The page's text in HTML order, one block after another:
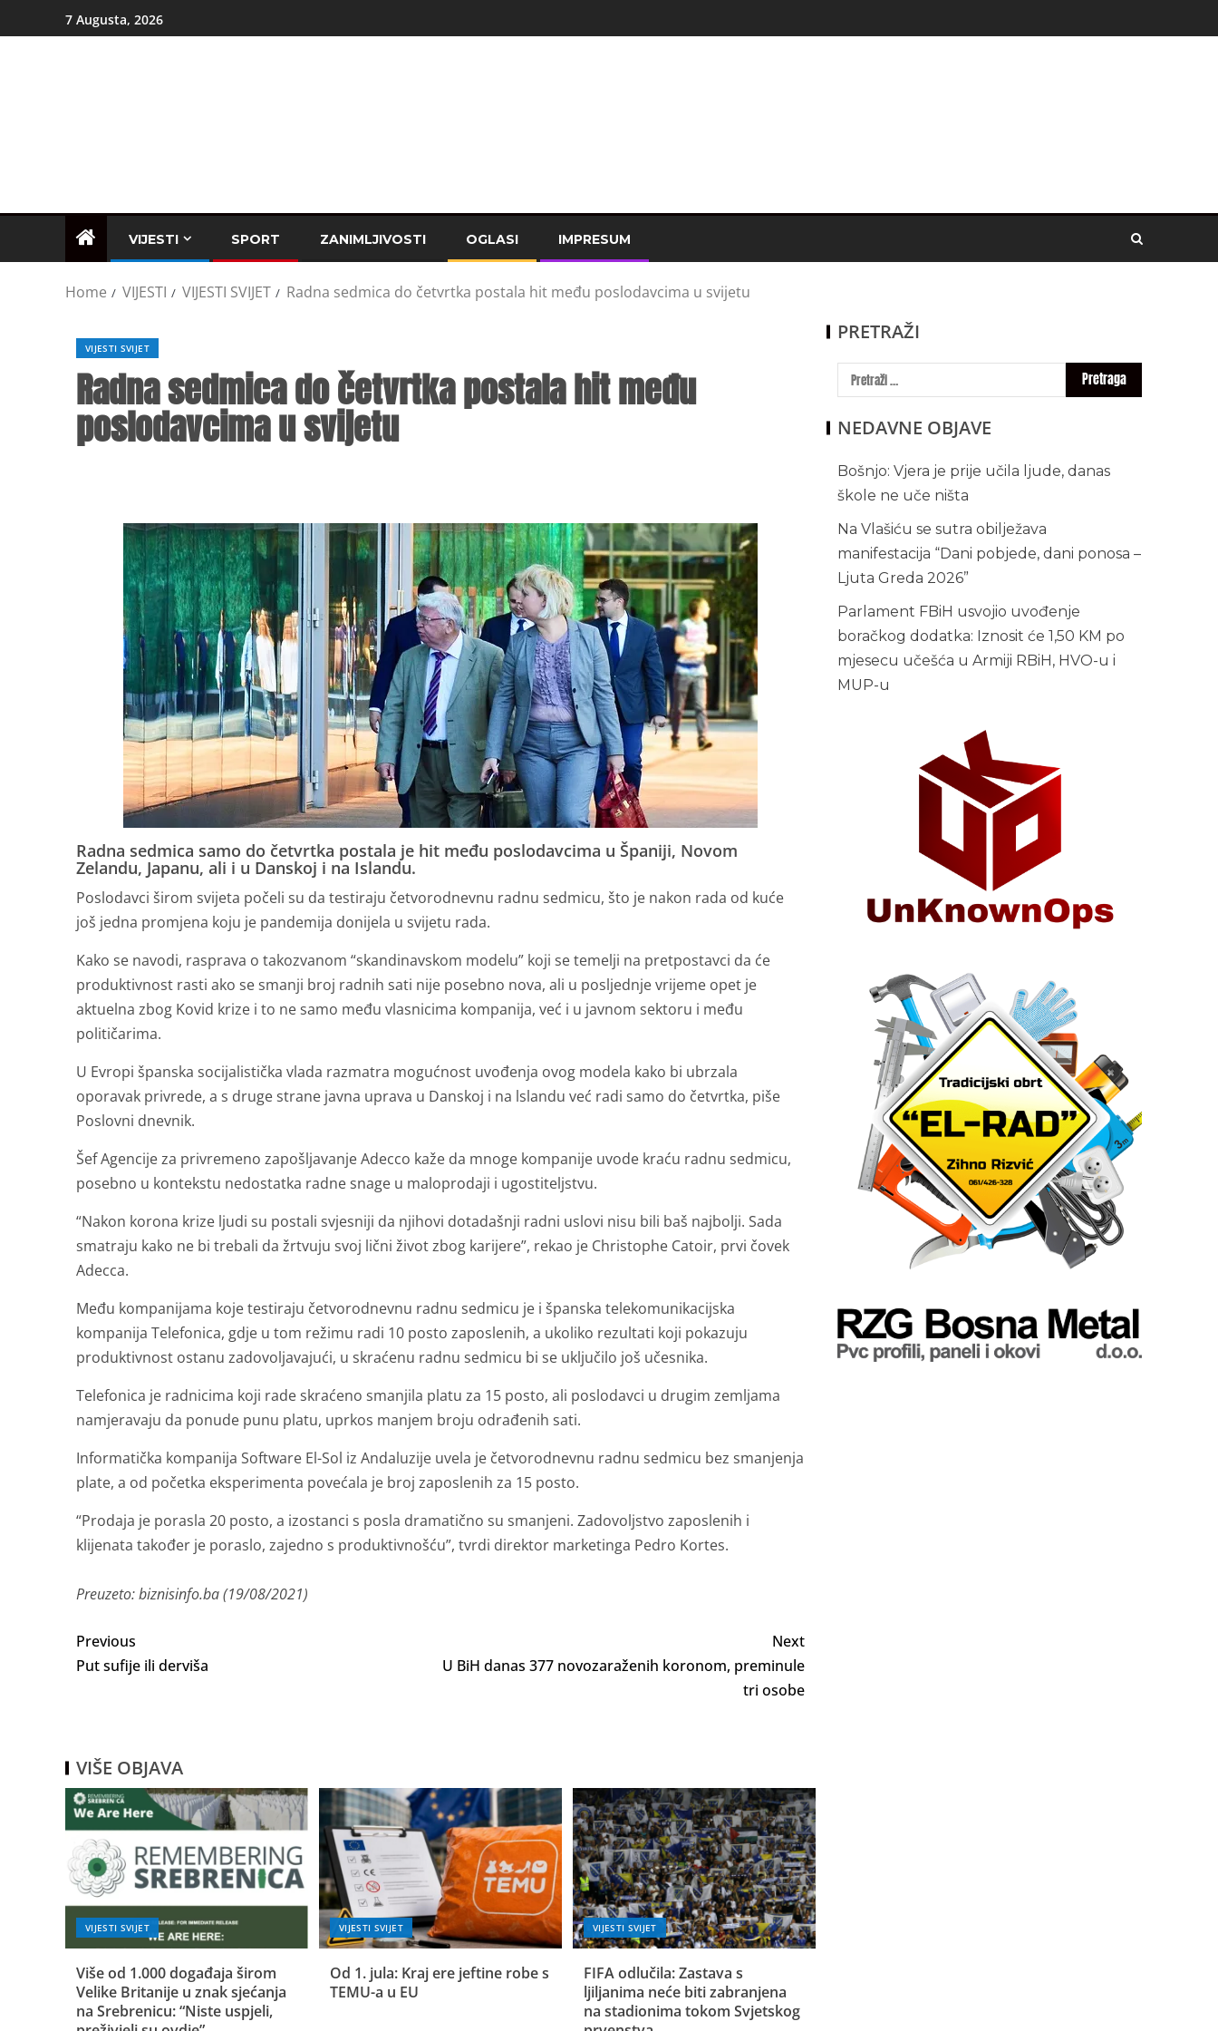
7 Augusta, 2026
VIJESTI SPORT ZANIMLJIVOSTI OGLASI IMPRESUM
Home VIJESTI VIJESTI SVIJET Radna sedmica do četvrtka postala hit među poslodavcima u svijetu
VIJESTI SVIJET
Radna sedmica do četvrtka postala hit među
poslodavcima u svijetu
Radna sedmica samo do četvrtka postala je hit među poslodavcima u Španiji, Novom
Zelandu, Japanu, ali i u Danskoj i na Islandu.
Poslodavci širom svijeta počeli su da testiraju četvorodnevnu radnu sedmicu, što je nakon rada od kuće
još jedna promjena koju je pandemija donijela u svijetu rada.
Kako se navodi, rasprava o takozvanom “skandinavskom modelu” koji se temelji na pretpostavci da će
produktivnost rasti ako se smanji broj radnih sati nije posebno nova, ali u posljednje vrijeme opet je
aktuelna zbog Kovid krize i to ne samo među vlasnicima kompanija, već i u javnom sektoru i među
političarima.
U Evropi španska socijalistička vlada razmatra mogućnost uvođenja ovog modela kako bi ubrzala
oporavak privrede, a s druge strane javna uprava u Danskoj i na lslandu već radi samo do četvrtka, piše
Poslovni dnevnik.
Šef Agencije za privremeno zapošljavanje Adecco kaže da mnoge kompanije uvode kraću radnu sedmicu,
posebno u kontekstu nedostatka radne snage u maloprodaji i ugostiteljstvu.
“Nakon korona krize ljudi su postali svjesniji da njihovi dotadašnji radni uslovi nisu bili baš najbolji. Sada
smatraju kako ne bi trebali da žrtvuju svoj lični život zbog karijere”, rekao je Christophe Catoir, prvi čovek
Adecca.
Među kompanijama koje testiraju četvorodnevnu radnu sedmicu je i španska telekomunikacijska
kompanija Telefonica, gdje u tom režimu radi 10 posto zaposlenih, a ukoliko rezultati koji pokazuju
produktivnost ostanu zadovoljavajući, u skraćenu radnu sedmicu bi se uključilo još učesnika.
Telefonica je radnicima koji rade skraćeno smanjila platu za 15 posto, ali poslodavci u drugim zemljama
namjeravaju da ponude punu platu, uprkos manjem broju odrađenih sati.
Informatička kompanija Software El-Sol iz Andaluzije uvela je četvorodnevnu radnu sedmicu bez smanjenja
plate, a od početka eksperimenta povećala je broj zaposlenih za 15 posto.
“Prodaja je porasla 20 posto, a izostanci s posla dramatično su smanjeni. Zadovoljstvo zaposlenih i
klijenata također je poraslo, zajedno s produktivnošću”, tvrdi direktor marketinga Pedro Kortes.
Preuzeto: biznisinfo.ba (19/08/2021)
Previous
Put sufije ili derviša
Next
U BiH danas 377 novozaraženih koronom, preminule
tri osobe
VIŠE OBJAVA
VIJESTI SVIJET
Više od 1.000 događaja širom
Velike Britanije u znak sjećanja
na Srebrenicu: “Niste uspjeli,
VIJESTI SVIJET
Od 1. jula: Kraj ere jeftine robe s
TEMU-a u EU
VIJESTI SVIJET
FIFA odlučila: Zastava s
ljiljanima neće biti zabranjena
na stadionima tokom Svjetskog
PRETRAŽI
NEDAVNE OBJAVE
Bošnjo: Vjera je prije učila ljude, danas
škole ne uče ništa
Na Vlašiću se sutra obilježava
manifestacija “Dani pobjede, dani ponosa –
Ljuta Greda 2026”
Parlament FBiH usvojio uvođenje
boračkog dodatka: Iznosit će 1,50 KM po
mjesecu učešća u Armiji RBiH, HVO-u i
MUP-u